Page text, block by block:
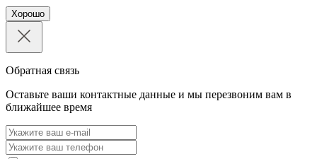
Хорошо
Обратная связь
Оставьте ваши контактные данные и мы перезвоним вам в
ближайшее время